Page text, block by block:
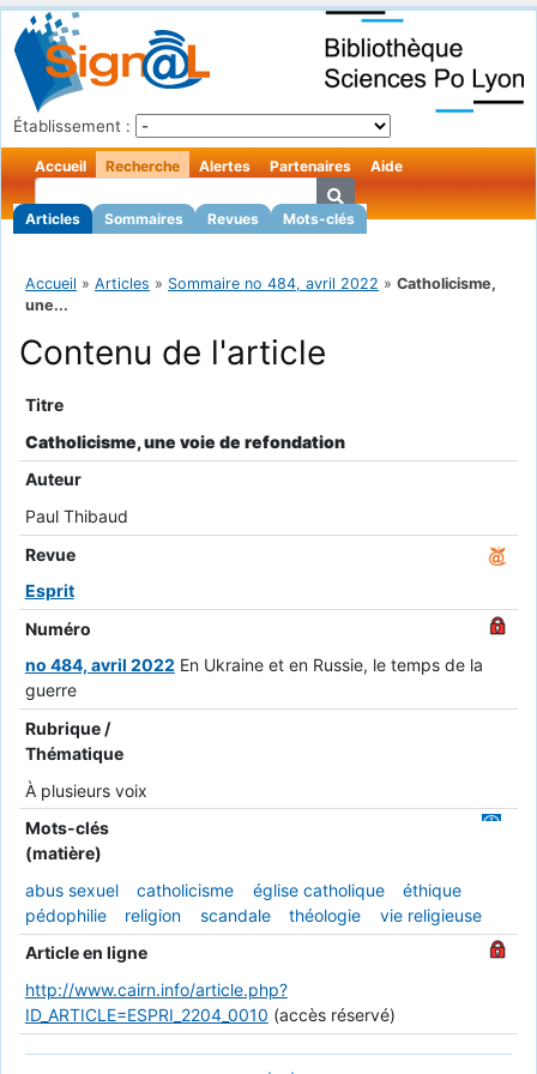
Établissement :
Accueil Recherche
Articles Sommaires Revues Mots-clés
Alertes Partenaires Aide
Accueil » Articles » Sommaire no 484, avril 2022 » Catholicisme,
une...
Contenu de l'article
Titre
Catholicisme, une voie de refondation
Auteur
Paul Thibaud
Revue
Esprit
Numéro
no 484, avril 2022 En Ukraine et en Russie, le temps de la
guerre
Rubrique /
Thématique
À plusieurs voix
Mots-clés
(matière)
abus sexuel
catholicisme église catholique
éthique
pédophilie
religion scandale théologie
vie religieuse
Article en ligne
http://www.cairn.info/article.php?
ID_ARTICLE=ESPRI_2204_0010 (accès réservé)